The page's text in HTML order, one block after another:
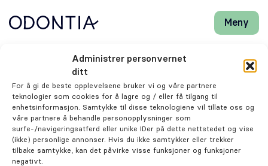
Administrer personvernet
ditt
For å gi de beste opplevelsene bruker vi og våre partnere
teknologier som cookies for å lagre og / eller få tilgang til
enhetsinformasjon. Samtykke til disse teknologiene vil tillate oss og
våre partnere å behandle personopplysninger som
surfe-/navigeringsatferd eller unike IDer på dette nettstedet og vise
(ikke) personlige annonser. Hvis du ikke samtykker eller trekker
tilbake samtykke, kan det påvirke visse funksjoner og funksjoner
negativt.
Meny
Lukk
Behandlinger
Henviser
Odontia Tannlegene Brumunddal
Tannlege
Hildegunn Wingdahl